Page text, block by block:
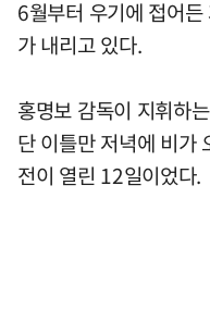
6월부터 우기에 접어
가 내리고 있다.
홍명보 감독이 지휘하
단 이틀만 저녁에 비가
전이 열린 12일이었다.